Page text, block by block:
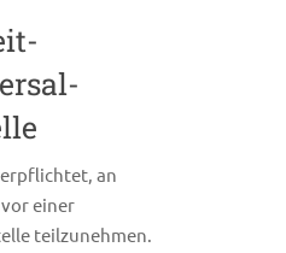
an
einer
teilzunehmen.